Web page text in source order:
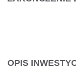
OPIS